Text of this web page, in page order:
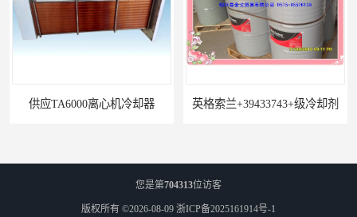
英格索兰+39433743+级冷却剂
您是第704313位访客
版权所有 ©2026-08-09 浙ICP备2025161914号-1